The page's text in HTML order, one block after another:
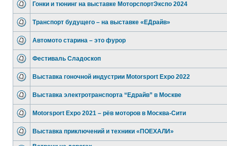
Гонки и тюнинг на выставке МоторспортЭкспо 2024
Транспорт будущего – на выставке «ЕДрайв»
Автомото старина – это фурор
Фестиваль Сладоскоп
Выставка гоночной индустрии Motorsport Expo 2022
Выставка электротранспорта “Едрайв” в Москве
Motorsport Expo 2021 – рёв моторов в Москва-Сити
Выставка приключений и техники «ПОЕХАЛИ»